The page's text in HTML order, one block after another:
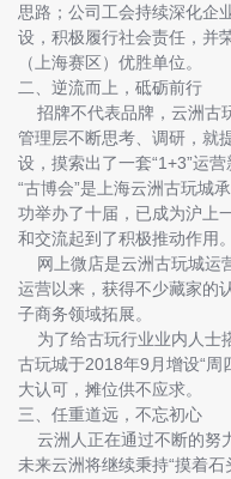
思路；公司工会持续深化企
设，积极履行社会责任，并
（上海赛区）优胜单位。
二、逆流而上，砥砺前行
招牌不代表品牌，云洲古
管理层不断思考、调研，就
设，摸索出了一套“1+3”运
“古博会”是上海云洲古玩城
功举办了十届，已成为沪上
和交流起到了积极推动作用。
网上微店是云洲古玩城运
运营以来，获得不少藏家的
子商务领域拓展。
为了给古玩行业业内人士
古玩城于2018年9月增设“周
大认可，摊位供不应求。
三、任重道远，不忘初心
云洲人正在通过不断的努
未来云洲将继续秉持“摸着